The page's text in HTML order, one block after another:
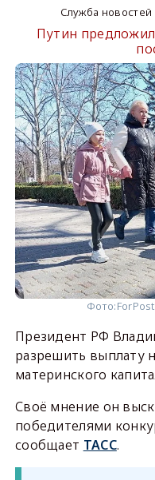
Служба новостей
Путин предложил
Фото:
Президент РФ
разрешить выплату
материнского
Своё мнение он
победителями
сообщает ТАСС.